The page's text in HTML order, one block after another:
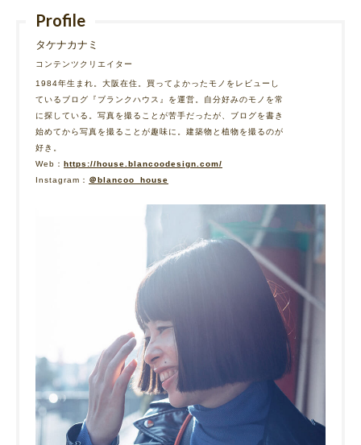
Profile
タケナカナミ
コンテンツクリエイター
1984年生まれ。大阪在住。買ってよかったモノをレビューし
ているブログ『ブランクハウス』を運営。自分好みのモノを常
に探している。写真を撮ることが苦手だったが、ブログを書き
始めてから写真を撮ることが趣味に。建築物と植物を撮るのが
好き。
Web：
https://house.blancoodesign.com/
Instagram： ＠blancoo_house